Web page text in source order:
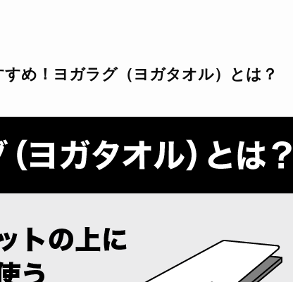
め！ヨガラグ（ヨガタオル）とは？